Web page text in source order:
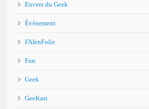
Envers du Geek
Événement
FAIenFolie
Fun
Geek
GeeKast